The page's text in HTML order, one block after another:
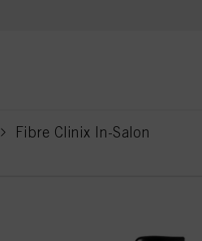
Fibre Clinix In-Salon
current page